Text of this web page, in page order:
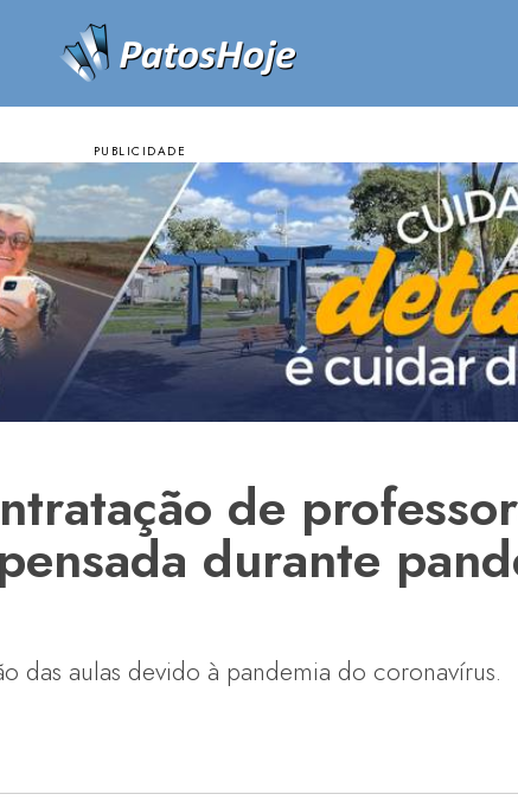
de
durante
das aulas devido à pandemia do coronavírus.